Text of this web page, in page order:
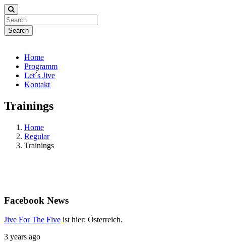
Search
Home
Programm
Let´s Jive
Kontakt
Trainings
Home
Regular
Trainings
Facebook News
Jive For The Five ist hier: Österreich.
3 years ago